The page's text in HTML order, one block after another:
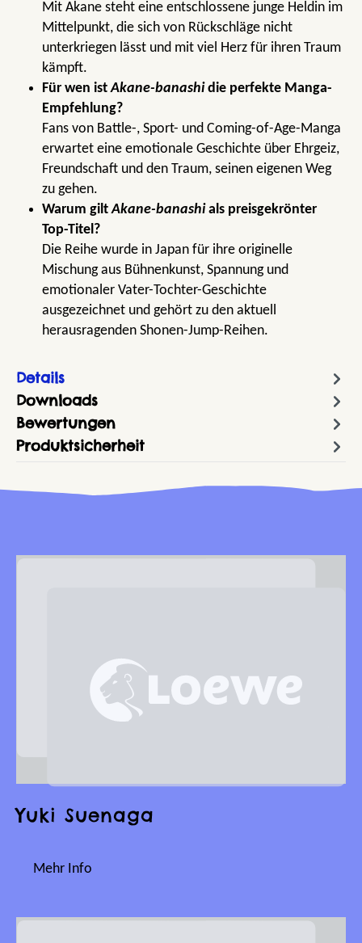
Mit Akane steht eine entschlossene junge Heldin im
Mittelpunkt, die sich von Rückschläge nicht
unterkriegen lässt und mit viel Herz für ihren Traum
kämpft.
Für wen istAkane-banashidie perfekte Manga-
Empfehlung?
Fans von Battle-, Sport- und Coming-of-Age-Manga
erwartet eine emotionale Geschichte über Ehrgeiz,
Freundschaft und den Traum, seinen eigenen Weg
zu gehen.
Warum giltAkane-banashials preisgekrönter
Top-Titel?
Die Reihe wurde in Japan für ihre originelle
Mischung aus Bühnenkunst, Spannung und
emotionaler Vater-Tochter-Geschichte
ausgezeichnet und gehört zu den aktuell
herausragenden Shonen-Jump-Reihen.
Details
Downloads
Bewertungen
Produktsicherheit
Yuki Suenaga
Mehr Info